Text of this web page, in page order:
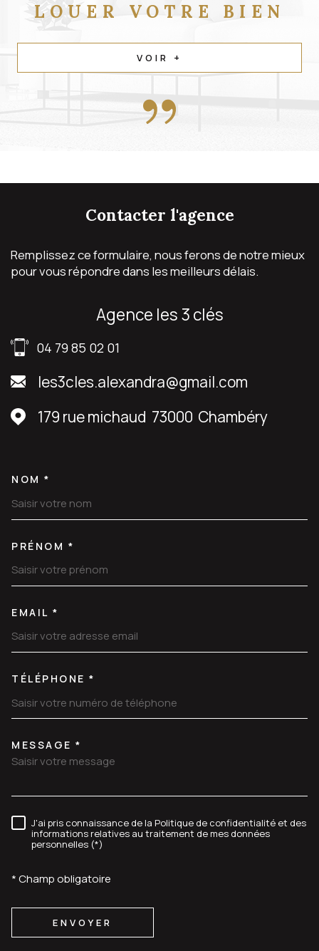
LOUER VOTRE BIEN
VOIR +
contacter l'agence
Remplissez ce formulaire, nous ferons de notre mieux
pour vous répondre dans les meilleurs délais.
agence les 3 clés
04 79 85 02 01
les3cles.alexandra@gmail.com
179 rue michaud 73000 Chambéry
NOM *
PRÉNOM *
EMAIL *
TÉLÉPHONE *
TRAD_MELTEM_VOREDEMANDE
MESSAGE *
RÈGLEMENTATION
J'ai pris connaissance de la Politique de confidentialité et des
informations relatives au traitement de mes données
personnelles (*)
* Champ obligatoire
ENVOYER